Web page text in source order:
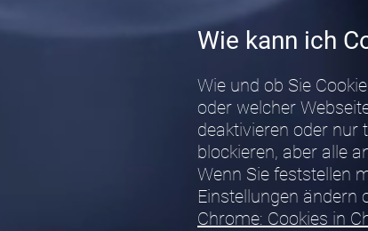
Wie kann ich
Wie und ob Sie
oder welcher
deaktivieren oder nur
blockieren, aber alle
Wenn Sie feststellen
Einstellungen ändern
Chrome: Cookies in